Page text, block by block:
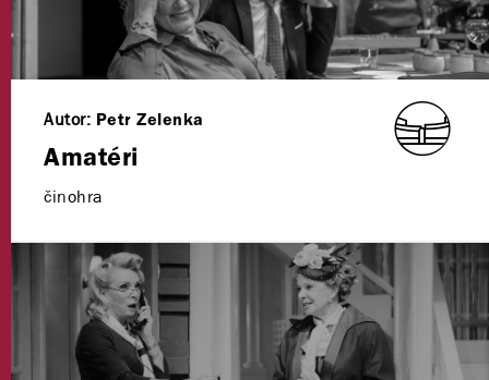
Autor: Petr Zelenka
Amatéri
činohra